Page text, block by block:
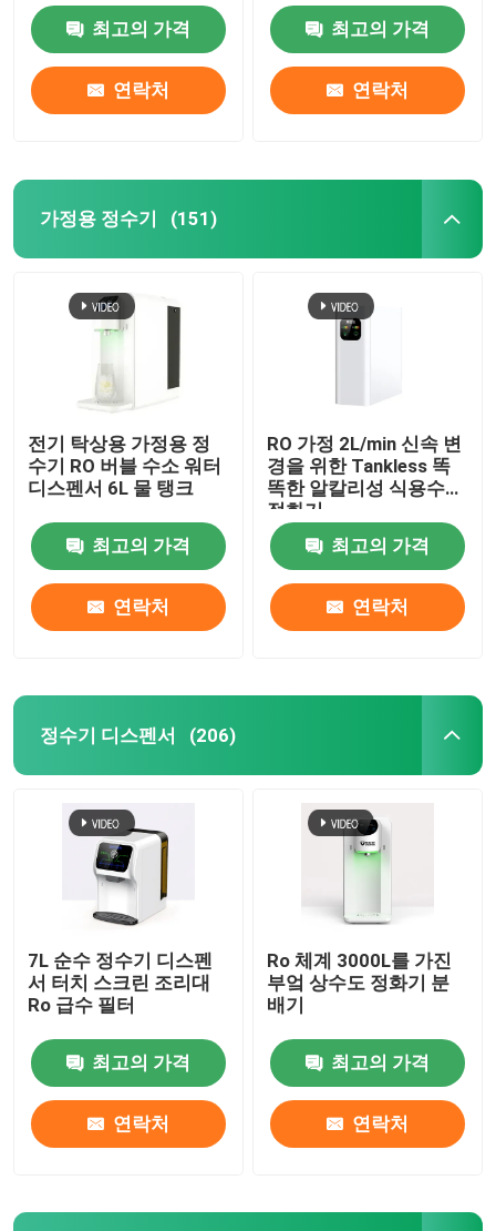
최고의 가격
연락처
최고의 가격
연락처
가정용 정수기 (151)
전기 탁상용 가정용 정
수기 RO 버블 수소 워터
디스펜서 6L 물 탱크
최고의 가격
연락처
RO 가정 2L/min 신속 변
경을 위한 Tankless 똑
똑한 알칼리성 식용수
정화기
최고의 가격
연락처
정수기 디스펜서 (206)
7L 순수 정수기 디스펜
서 터치 스크린 조리대
Ro 급수 필터
최고의 가격
연락처
Ro 체계 3000L를 가진
부엌 상수도 정화기 분
배기
최고의 가격
연락처